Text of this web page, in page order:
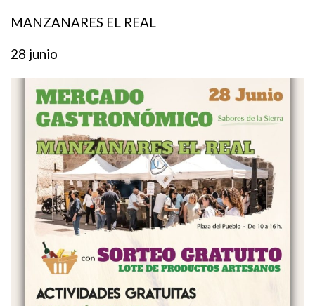
MANZANARES EL REAL
28 junio